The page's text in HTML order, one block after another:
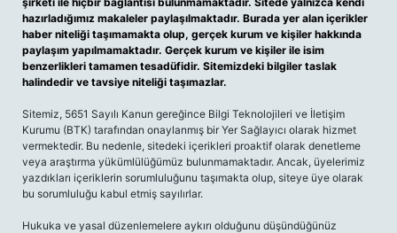
hazırladığımız makaleler paylaşılmaktadır. Burada yer alan içerikler
haber niteliği taşımamakta olup, gerçek kurum ve kişiler hakkında
paylaşım yapılmamaktadır. Gerçek kurum ve kişiler ile isim
benzerlikleri tamamen tesadüfidir. Sitemizdeki bilgiler taslak
halindedir ve tavsiye niteliği taşımazlar.
Sitemiz, 5651 Sayılı Kanun gereğince Bilgi Teknolojileri ve İletişim
Kurumu (BTK) tarafından onaylanmış bir Yer Sağlayıcı olarak hizmet
vermektedir. Bu nedenle, sitedeki içerikleri proaktif olarak denetleme
veya araştırma yükümlülüğümüz bulunmamaktadır. Ancak, üyelerimiz
yazdıkları içeriklerin sorumluluğunu taşımakta olup, siteye üye olarak
bu sorumluluğu kabul etmiş sayılırlar.
Hukuka ve yasal düzenlemelere aykırı olduğunu düşündüğünüz